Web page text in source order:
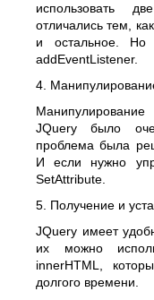
использовать
отличались тем,
и остальное. Но
addEventListener.
4.
JQuery было
проблема была
И если нужно
SetAttribute.
5. Получение и
JQuery имеет
их можно
innerHTML,
долгого времени.